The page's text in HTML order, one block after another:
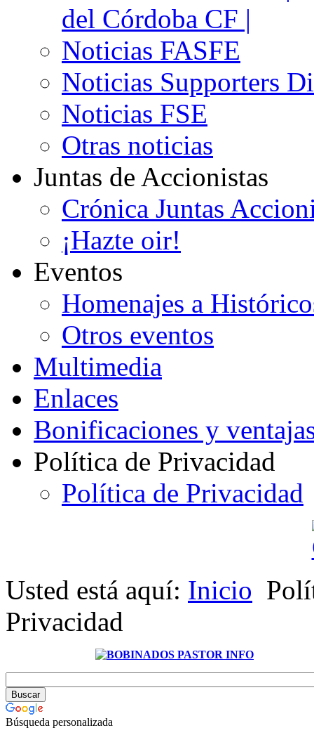
del Córdoba CF |
Noticias FASFE
Noticias Supporters
Noticias FSE
Otras noticias
Juntas de Accionistas
Crónica Juntas
¡Hazte oir!
Eventos
Homenajes a
Otros eventos
Multimedia
Enlaces
Bonificaciones y
Política de Privacidad
Política de Privacidad
Usted está aquí: Inicio
Privacidad
Búsqueda personalizada